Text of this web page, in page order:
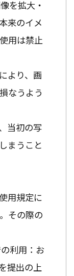
を拡大・
来のイメ
用は禁止
より、画
なうよう
当初の写
まうこと
用規定に
その際の
利用：お
提出の上